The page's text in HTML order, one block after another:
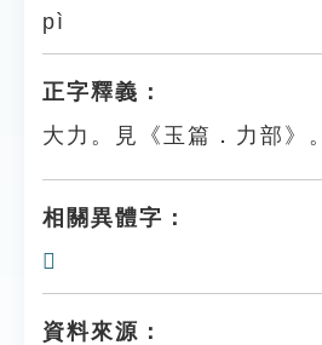
pì
正字釋義：
大力。見《玉篇．力部》。
相關異體字：
𠢒
資料來源：